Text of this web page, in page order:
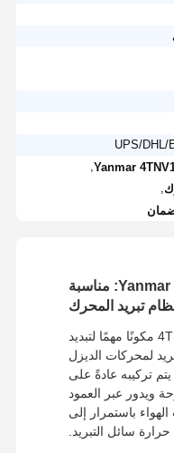
مروحة المحرك Yanmar 4TNV106: مناسبة
تبريد المحرك
تعتبر مروحة المحرك 4TNV106 مكونًا مهمًا لتبديد
لمحركات الديزل
من سلسلة Yanmar 4TNV106. يتم تركيبه عادةً على
ويدور عبر العمود
باستمرار إلى
سائل التبريد.